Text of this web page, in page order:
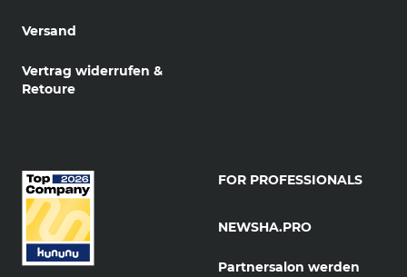
Versand
Vertrag widerrufen &
Retoure
FOR PROFESSIONALS
NEWSHA.PRO
Partnersalon werden